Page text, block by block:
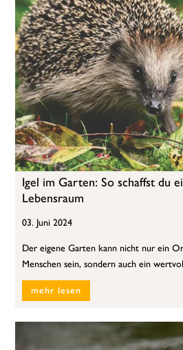
Igel im Garten: So schaffst du
Lebensraum
03. Juni 2024
Der eigene Garten kann nicht nur ein
Menschen sein, sondern auch ein
mehr lesen